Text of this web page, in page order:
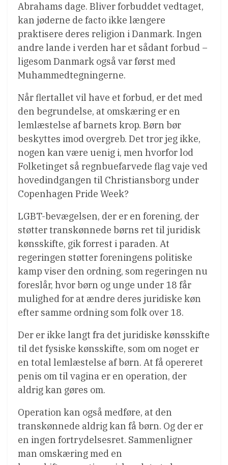
Abrahams dage. Bliver forbuddet vedtaget,
kan jøderne de facto ikke længere
praktisere deres religion i Danmark. Ingen
andre lande i verden har et sådant forbud –
ligesom Danmark også var først med
Muhammedtegningerne.
Når flertallet vil have et forbud, er det med
den begrundelse, at omskæring er en
lemlæstelse af barnets krop. Børn bør
beskyttes imod overgreb. Det tror jeg ikke,
nogen kan være uenig i, men hvorfor lod
Folketinget så regnbuefarvede flag vaje ved
hovedindgangen til Christiansborg under
Copenhagen Pride Week?
LGBT-bevægelsen, der er en forening, der
støtter transkønnede børns ret til juridisk
kønsskifte, gik forrest i paraden. At
regeringen støtter foreningens politiske
kamp viser den ordning, som regeringen nu
foreslår, hvor børn og unge under 18 får
mulighed for at ændre deres juridiske køn
efter samme ordning som folk over 18.
Der er ikke langt fra det juridiske kønsskifte
til det fysiske kønsskifte, som om noget er
en total lemlæstelse af børn. At få opereret
penis om til vagina er en operation, der
aldrig kan gøres om.
Operation kan også medføre, at den
transkønnede aldrig kan få børn. Og der er
en ingen fortrydelsesret. Sammenligner
man omskæring med en